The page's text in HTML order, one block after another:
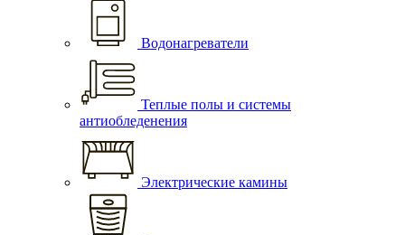
Водонагреватели
Теплые полы и системы
антиобледенения
Электрические камины